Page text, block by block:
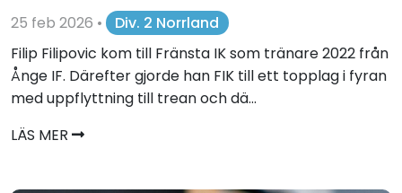
25 feb 2026 •
Div. 2 Norrland
Filip Filipovic kom till Fränsta IK som tränare 2022 från
Ånge IF. Därefter gjorde han FIK till ett topplag i fyran
med uppflyttning till trean och dä...
LÄS MER